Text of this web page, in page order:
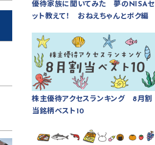
優待家族に聞いてみた 夢のNISAセ
ット教えて！ おねえちゃんとボク編
株主優待アクセスランキング 8月割
当銘柄ベスト10